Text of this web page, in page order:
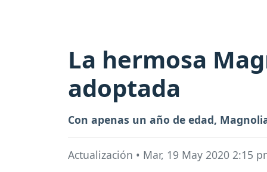
La hermosa
adoptada
Con apenas un año de edad,
Actualización • Mar, 19 May 2020 2:15